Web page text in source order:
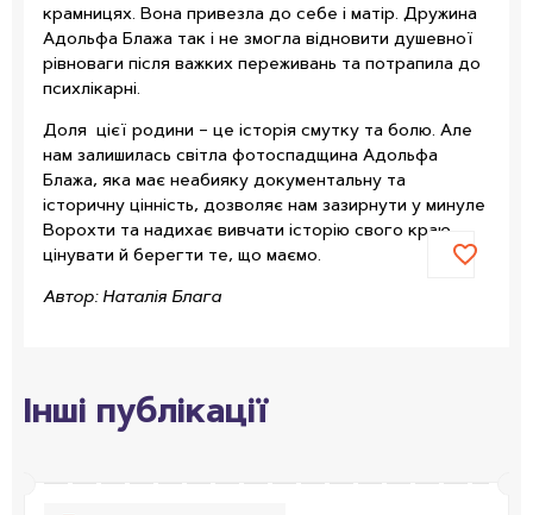
крамницях. Вона привезла до себе і матір. Дружина
Адольфа Блажа так і не змогла відновити душевної
рівноваги після важких переживань та потрапила до
психлікарні.
Доля цієї родини – це історія смутку та болю. Але
нам залишилась світла фотоспадщина Адольфа
Блажа, яка має неабияку документальну та
історичну цінність, дозволяє нам зазирнути у минуле
Ворохти та надихає вивчати історію свого краю,
цінувати й берегти те, що маємо.
Автор: Наталія Блага
Інші публікації